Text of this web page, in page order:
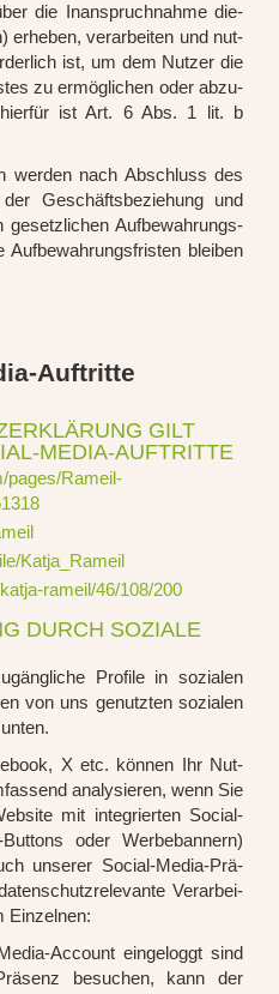
die Inan­spruch­nah­me die­
erhe­ben, ver­ar­bei­ten und nut­
ist, um dem Nut­zer die
zu ermög­li­chen oder abzu­
hier­für ist Art. 6 Abs. 1 lit. b
wer­den nach Abschluss des
Geschäfts­be­zie­hung und
gesetz­li­chen Auf­be­wah­rungs­
blei­ben
Auftritte
GILT
MEDIA-AUFTRITTE
pages/Rameil-
Katja_Rameil
rameil/46/108/200
DURCH SOZIALE
Pro­fi­le in sozia­len
von uns genutz­ten sozia­len
X etc. kön­nen Ihr Nut­
ana­ly­sie­ren, wenn Sie
mit inte­grier­ten Social-
oder Wer­be­ban­nern)
unse­rer Social-Media-Prä­
Ver­ar­bei­
Ein­zel­nen:
Account ein­ge­loggt sind
besu­chen, kann der